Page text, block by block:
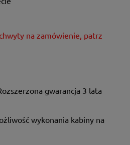
na zamówienie, patrz
gwarancja 3 lata
wykonania kabiny na